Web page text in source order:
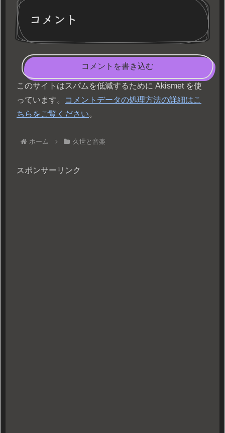
コメント
コメントを書き込む
このサイトはスパムを低減するために Akismet を使
っています。
コメントデータの処理方法の詳細はこ
ちらをご覧ください。
ホーム 久世と音楽
スポンサーリンク